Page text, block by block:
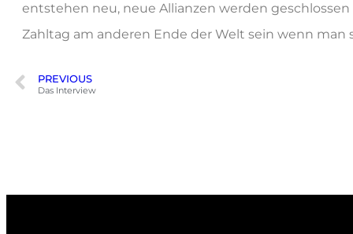
entstehen neu, neue Allianzen werden
Zahltag am anderen Ende der Welt sein wenn man
PREVIOUS
Das Interview